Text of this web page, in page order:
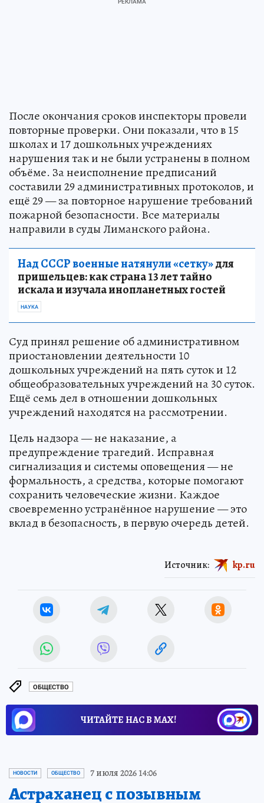
После окончания сроков инспекторы провели
повторные проверки. Они показали, что в 15
школах и 17 дошкольных учреждениях
нарушения так и не были устранены в полном
объёме. За неисполнение предписаний
составили 29 административных протоколов, и
ещё 29 — за повторное нарушение требований
пожарной безопасности. Все материалы
направили в суды Лиманского района.
Над СССР военные натянули «сетку»для
пришельцев: как страна 13 лет тайно
искала и изучала инопланетных гостей
НАУКА
Суд принял решение об административном
приостановлении деятельности 10
дошкольных учреждений на пять суток и 12
общеобразовательных учреждений на 30 суток.
Ещё семь дел в отношении дошкольных
учреждений находятся на рассмотрении.
Цель надзора — не наказание, а
предупреждение трагедий. Исправная
сигнализация и системы оповещения — не
формальность, а средства, которые помогают
сохранить человеческие жизни. Каждое
своевременно устранённое нарушение — это
вклад в безопасность, в первую очередь детей.
Источник: kp.ru
ОБЩЕСТВО
ЧИТАЙТЕ НАС В МАХ!
НОВОСТИ ОБЩЕСТВО 7 июля 2026 14:06
Астраханец с позывным